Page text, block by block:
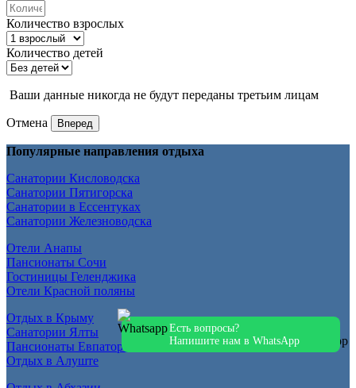
Количество взрослых
Количество детей
Ваши данные никогда не будут переданы третьим лицам
Отмена Вперед
Популярные направления отдыха
Санатории Кисловодска
Санатории Пятигорска
Санатории в Ессентуках
Санатории Железноводска
Отели Анапы
Пансионаты Сочи
Гостиницы Геленджика
Отели Красной поляны
Отдых в Крыму
Санатории Ялты
Пансионаты Евпатории
Отдых в Алуште
Есть вопросы?
Напишите нам в WhatsApp